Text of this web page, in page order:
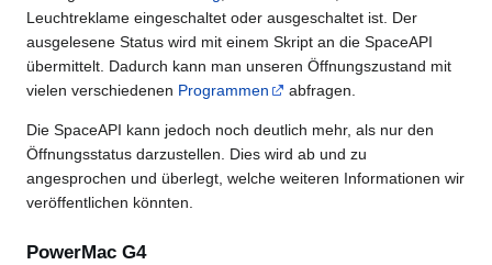
Leuchtreklame eingeschaltet oder ausgeschaltet ist. Der
ausgelesene Status wird mit einem Skript an die SpaceAPI
übermittelt. Dadurch kann man unseren Öffnungszustand mit
vielen verschiedenen Programmen abfragen.
Die SpaceAPI kann jedoch noch deutlich mehr, als nur den
Öffnungsstatus darzustellen. Dies wird ab und zu
angesprochen und überlegt, welche weiteren Informationen wir
veröffentlichen könnten.
PowerMac G4